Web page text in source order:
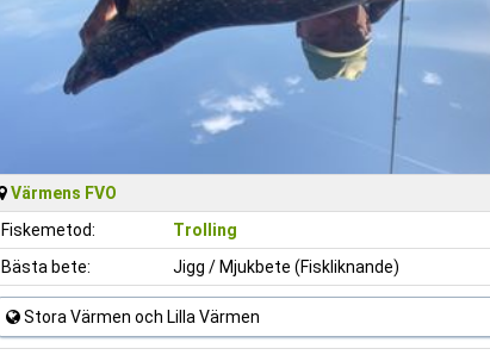
Värmens FVO
Fiskemetod:
Trolling
Bästa bete:
Jigg / Mjukbete (Fiskliknande)
Stora Värmen och Lilla Värmen